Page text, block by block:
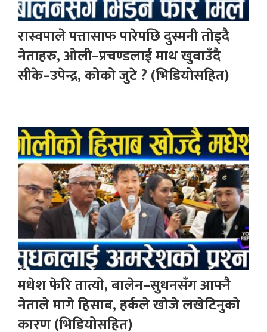
रास्वपाले पत्तासाफ पारेपछि दुस्मनी तोड्दै
नेताहरु, ओली–प्रचण्डलाई माथ खुवाउँदै
सीके–उपेन्द्र, कोको जुटे ? (भिडियोसहित)
मधेश फेरि तात्यो, बालेन–सुधनसँग आफ्नै
नेताले मागे हिसाब, हर्कले खोजे लखेटिनुको
कारण (भिडियोसहित)